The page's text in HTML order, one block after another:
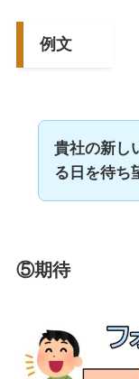
例文
貴社の新し
る日を待ち
⑤期待